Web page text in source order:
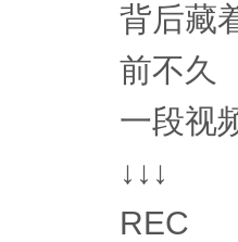
背后藏
前不久
一段视
↓↓↓
REC